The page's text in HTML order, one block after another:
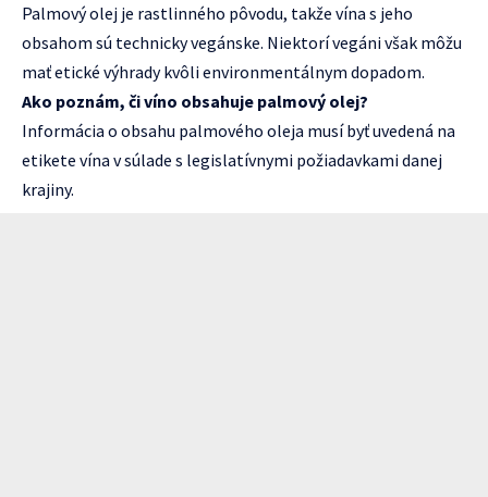
Palmový olej je rastlinného pôvodu, takže vína s jeho
obsahom sú technicky vegánske. Niektorí vegáni však môžu
mať etické výhrady kvôli environmentálnym dopadom.
Ako poznám, či víno obsahuje palmový olej?
Informácia o obsahu palmového oleja musí byť uvedená na
etikete vína v súlade s legislatívnymi požiadavkami danej
krajiny.